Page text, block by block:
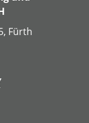
Fürth